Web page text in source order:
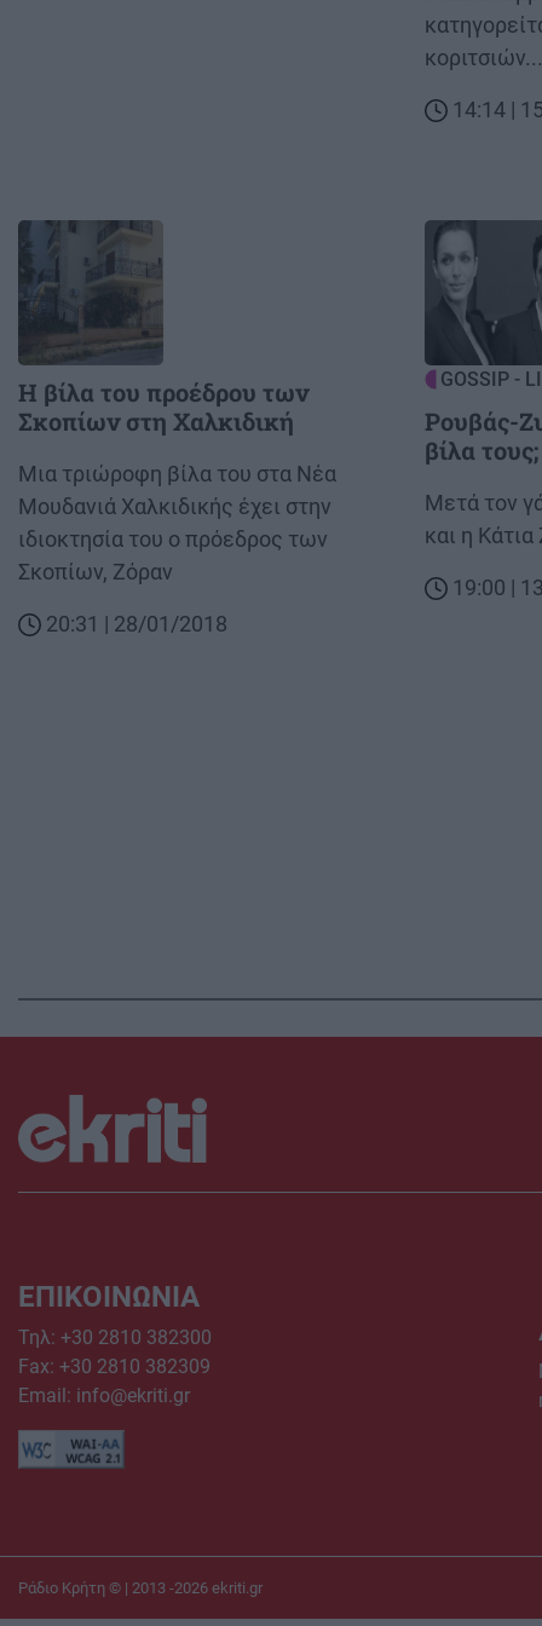
κοριτσιών...
14:14 |
Image
Η βίλα του προέδρου των
Σκοπίων στη Χαλκιδική
Body
Μια τριώροφη βίλα του στα Νέα
Μουδανιά Χαλκιδικής έχει στην
ιδιοκτησία του ο πρόεδρος των
Σκοπίων, Ζόραν
20:31 | 28/01/2018
Image
GOSSIP -
Ρουβάς-
βίλα τους;
Body
Μετά τον
και η
19:00 |
ΕΠΙΚΟΙΝΩΝΙΑ
Τηλ: +30 2810 382300
Fax: +30 2810 382309
Email: info@ekriti.gr
Ράδιο Κρήτη © | 2013 -2026 ekriti.gr